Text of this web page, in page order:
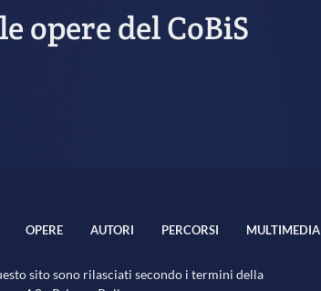
opere del CoBiS
OPERE AUTORI PERCORSI MULTIMEDIA
sito sono rilasciati secondo i termini della